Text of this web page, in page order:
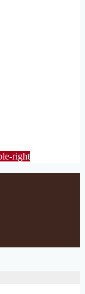
right